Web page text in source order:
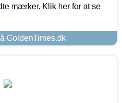
mærker. Klik her for at se
GoldenTimes.dk